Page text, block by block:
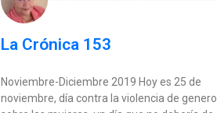
La Crónica 153
Noviembre-Diciembre 2019 Hoy es 25 de
noviembre, día contra la violencia de genero